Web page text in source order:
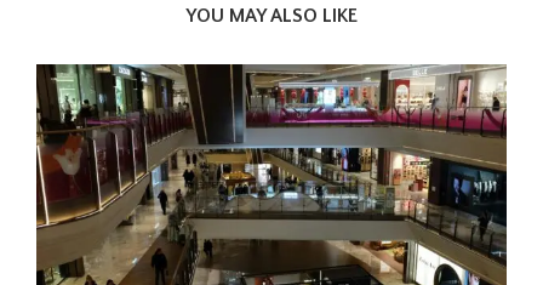
YOU MAY ALSO LIKE